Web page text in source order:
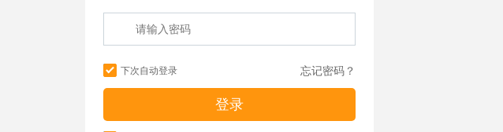
下次自动登录 忘记密码？